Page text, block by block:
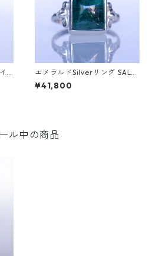
[F
エメラルドSilverリング SALG
A(サルガ）[S005]
¥41,800
ル中の商品